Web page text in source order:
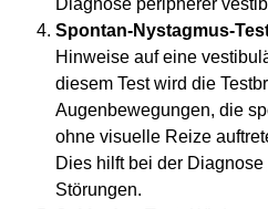
Diagnose peripherer
Spontan-Nystagmus-
Hinweise auf eine
diesem Test wird die
Augenbewegungen, die
ohne visuelle Reize
Dies hilft bei der
Störungen.